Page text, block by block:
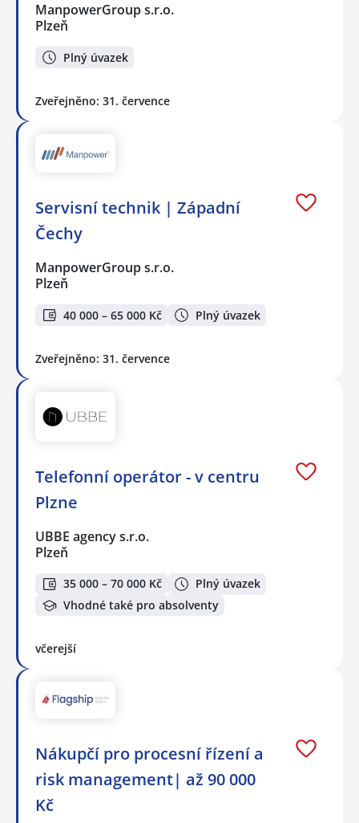
ManpowerGroup s.r.o.
Plzeň
Plný úvazek
Zveřejněno: 31. července
Servisní technik | Západní
Čechy
ManpowerGroup s.r.o.
Plzeň
40 000 – 65 000 Kč Plný úvazek
Zveřejněno: 31. července
Telefonní operátor - v centru
Plzne
UBBE agency s.r.o.
Plzeň
35 000 – 70 000 Kč
Plný úvazek
Vhodné také pro absolventy
včerejší
Nákupčí pro procesní řízení a
risk management| až 90 000
Kč